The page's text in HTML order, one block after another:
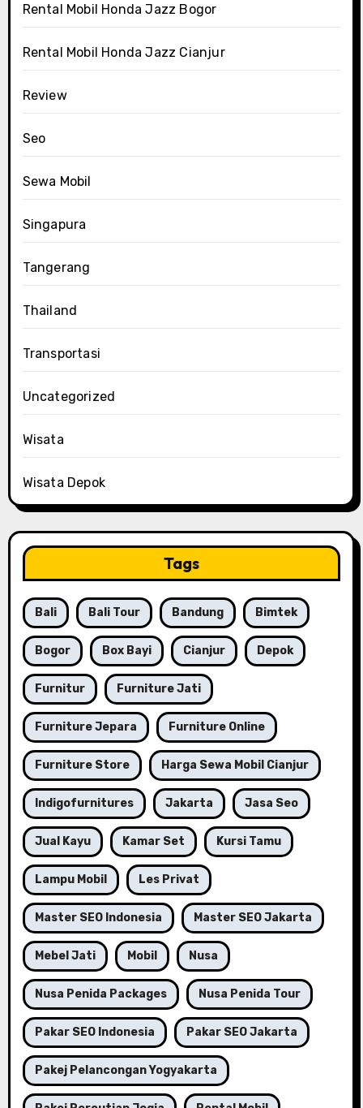
Rental Mobil Honda Jazz Bogor
Rental Mobil Honda Jazz Cianjur
Review
Seo
Sewa Mobil
Singapura
Tangerang
Thailand
Transportasi
Uncategorized
Wisata
Wisata Depok
Tags
Bali Bali Tour Bandung Bimtek
Bogor Box Bayi Cianjur Depok
Furnitur Furniture Jati
Furniture Jepara Furniture Online
Furniture Store Harga Sewa Mobil Cianjur
Indigofurnitures Jakarta Jasa Seo
Jual Kayu Kamar Set Kursi Tamu
Lampu Mobil Les Privat
Master SEO Indonesia Master SEO Jakarta
Mebel Jati Mobil Nusa
Nusa Penida Packages Nusa Penida Tour
Pakar SEO Indonesia Pakar SEO Jakarta
Pakej Pelancongan Yogyakarta